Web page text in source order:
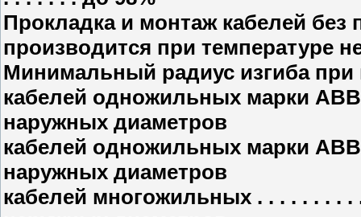
Прокладка и монтаж кабелей без
производится при температуре
Минимальный радиус изгиба при
кабелей одножильных марки
наружных диаметров
кабелей одножильных марки
наружных диаметров
кабелей многожильных . . . . . . . . .